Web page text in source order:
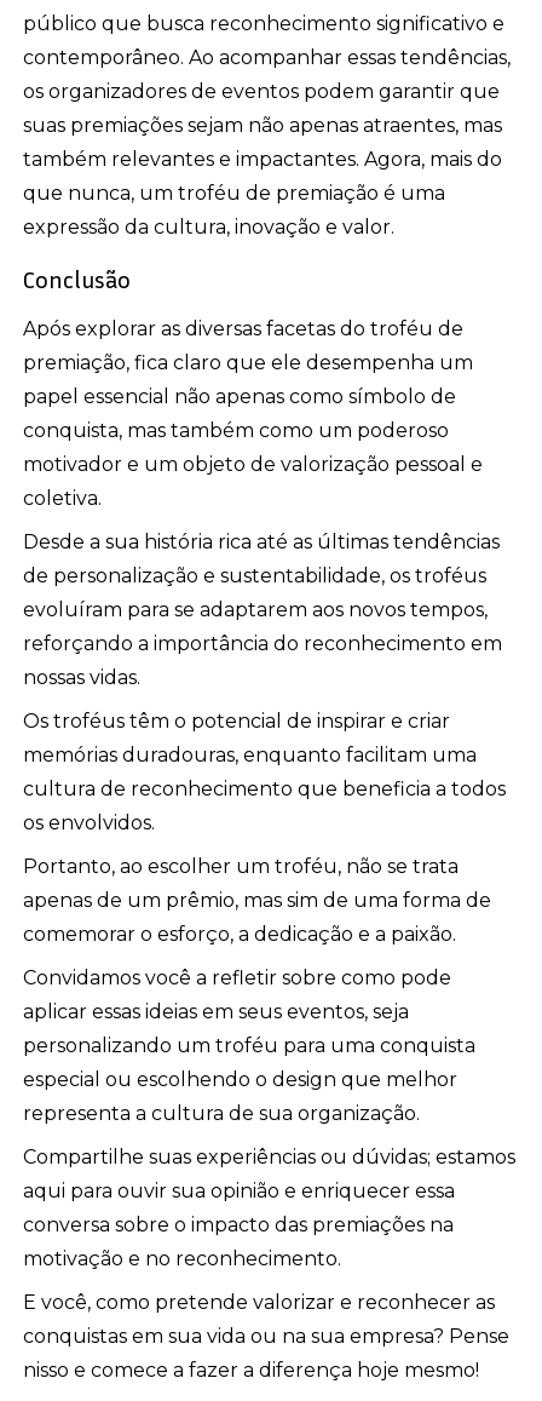
público que busca reconhecimento significativo e
contemporâneo. Ao acompanhar essas tendências,
os organizadores de eventos podem garantir que
suas premiações sejam não apenas atraentes, mas
também relevantes e impactantes. Agora, mais do
que nunca, um troféu de premiação é uma
expressão da cultura, inovação e valor.
Conclusão
Após explorar as diversas facetas do troféu de
premiação, fica claro que ele desempenha um
papel essencial não apenas como símbolo de
conquista, mas também como um poderoso
motivador e um objeto de valorização pessoal e
coletiva.
Desde a sua história rica até as últimas tendências
de personalização e sustentabilidade, os troféus
evoluíram para se adaptarem aos novos tempos,
reforçando a importância do reconhecimento em
nossas vidas.
Os troféus têm o potencial de inspirar e criar
memórias duradouras, enquanto facilitam uma
cultura de reconhecimento que beneficia a todos
os envolvidos.
Portanto, ao escolher um troféu, não se trata
apenas de um prêmio, mas sim de uma forma de
comemorar o esforço, a dedicação e a paixão.
Convidamos você a refletir sobre como pode
aplicar essas ideias em seus eventos, seja
personalizando um troféu para uma conquista
especial ou escolhendo o design que melhor
representa a cultura de sua organização.
Compartilhe suas experiências ou dúvidas; estamos
aqui para ouvir sua opinião e enriquecer essa
conversa sobre o impacto das premiações na
motivação e no reconhecimento.
E você, como pretende valorizar e reconhecer as
conquistas em sua vida ou na sua empresa? Pense
nisso e comece a fazer a diferença hoje mesmo!